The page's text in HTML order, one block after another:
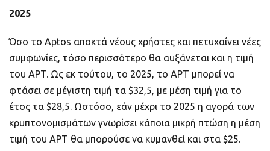
2025
Όσο το Aptos αποκτά νέους χρήστες και πετυχαίνει νέες
συμφωνίες, τόσο περισσότερο θα αυξάνεται και η τιμή
του APT. Ως εκ τούτου, το 2025, το APT μπορεί να
φτάσει σε μέγιστη τιμή τα $32,5, με μέση τιμή για το
έτος τα $28,5. Ωστόσο, εάν μέχρι το 2025 η αγορά των
κρυπτονομισμάτων γνωρίσει κάποια μικρή πτώση η μέση
τιμή του APT θα μπορούσε να κυμανθεί και στα $25.